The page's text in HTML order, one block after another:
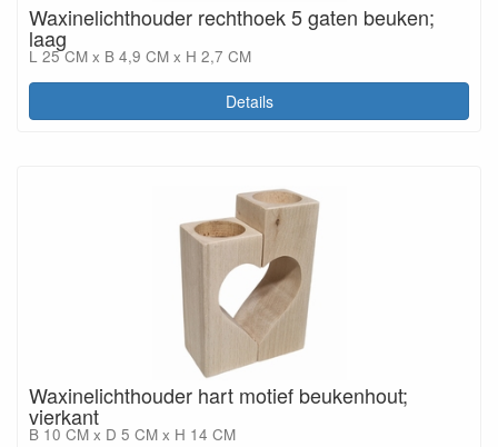
Waxinelichthouder rechthoek 5 gaten beuken;
laag
L 25 CM x B 4,9 CM x H 2,7 CM
Details
Waxinelichthouder hart motief beukenhout;
vierkant
B 10 CM x D 5 CM x H 14 CM